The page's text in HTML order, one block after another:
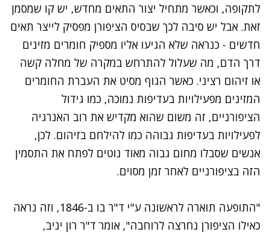
לתקופה, וכאשר מתחיל יצור התאים מחדש, יש קו שמסמן
זאת. אבל יש סיבה לכך שבסיס הציפורן מפסיק לייצר תאים
חדשים - כנראה שלא הגיעו אליו מספיק חומרים מזינים
דרך הדם, מה שעלול להתרחש במקרה של מחלה קשה
או זיהום רציני. כאשר הגוף מסיט את העברת החומרים
המזינים מפעילויות בעדיפות נמוכה, כמו גידול
הציפורניים, זה משום שהוא מקדיש את רוב האנרגיה
לפעילויות בעדיפות גבוהה כמו להילחם בזיהום. לכן,
אנשים שסבלו מחום גבוה מאוד נוטים לפתח את התסמין
הזה בציפורניים לאחר זמן מסוים.
"התופעה תוארה לראשונה ע"י ד"ר בו ב-1846, וזה נראה
כאילו הציפורן נחרצה לרוחבה", אומר ד"ר רון יניב,